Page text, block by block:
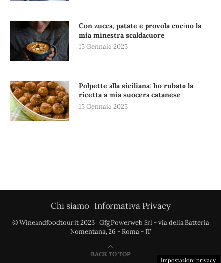
Con zucca, patate e provola cucino la
mia minestra scaldacuore
15 Gennaio 2025
Polpette alla siciliana: ho rubato la
ricetta a mia suocera catanese
15 Gennaio 2025
Chi siamo Informativa Privacy
© Wineandfoodtour.it 2023 | Gfg Powerweb Srl - via della Batteria
Nomentana, 26 - Roma - IT
BACK TO TOP
Impostazioni privacy